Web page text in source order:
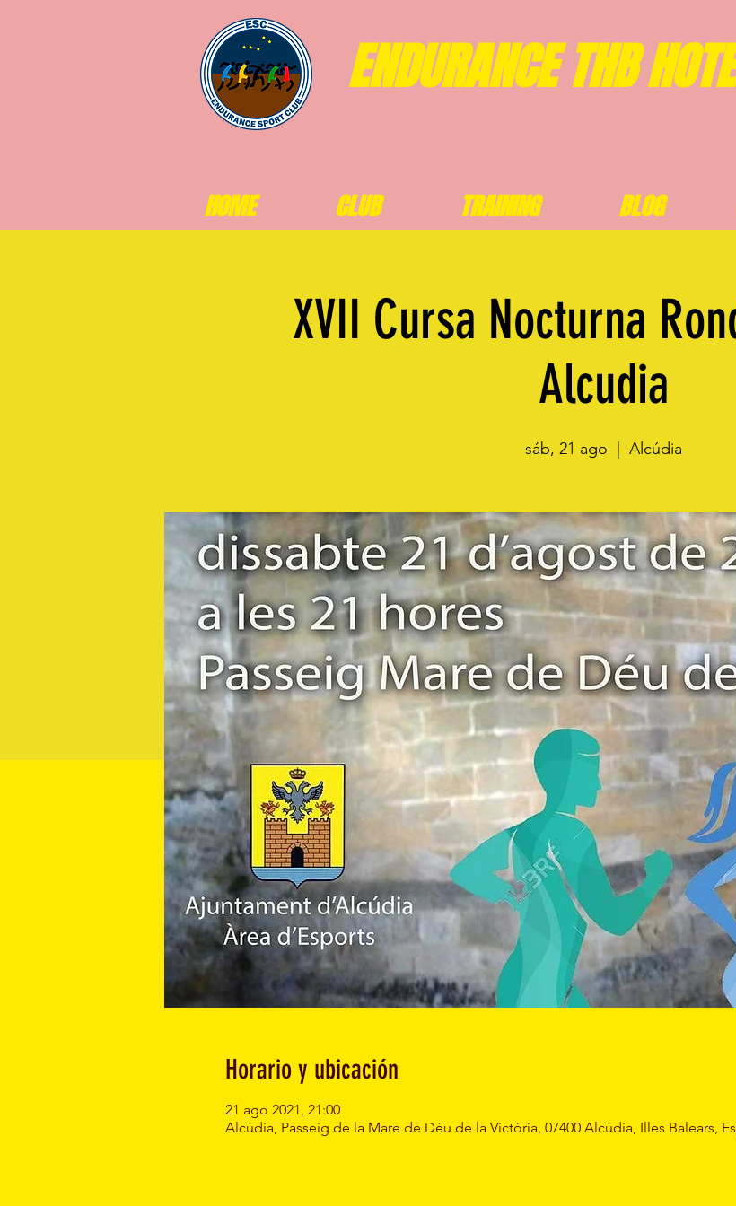
ENDURANCE THB
HOME CLUB TRAINING BLOG
XVII Cursa Nocturna
Alcudia
sáb, 21 ago Alcúdia
Horario y ubicación
21 ago 2021, 21:00
Alcúdia, Passeig de la Mare de Déu de la Victòria, 07400 Alcúdia, Illes Balears,